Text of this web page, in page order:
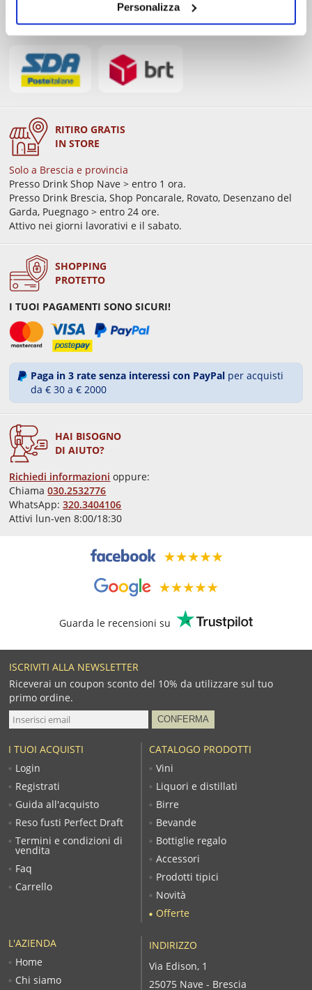
Personalizza
Spedizioni in 24/48/72 h (giorni lavorativi)
RITIRO GRATIS
IN STORE
Solo a Brescia e provincia
Presso Drink Shop Nave > entro 1 ora.
Presso Drink Brescia, Shop Poncarale, Rovato, Desenzano del
Garda, Puegnago > entro 24 ore.
Attivo nei giorni lavorativi e il sabato.
SHOPPING
PROTETTO
I TUOI PAGAMENTI SONO SICURI!
Paga in 3 rate senza interessi con PayPal per acquisti
da € 30 a € 2000
HAI BISOGNO
DI AIUTO?
Richiedi informazioni oppure:
Chiama030.2532776
WhatsApp:320.3404106
Attivi lun-ven 8:00/18:30
Guarda le recensioni su
ISCRIVITI ALLA NEWSLETTER
Riceverai un coupon sconto del 10% da utilizzare sul tuo
primo ordine.
L'AZIENDA
Home
Chi siamo
CATALOGO PRODOTTI
Vini
Liquori e distillati
Birre
Bevande
Bottiglie regalo
Accessori
Prodotti tipici
Novità
Offerte
I TUOI ACQUISTI
Login
Registrati
Guida all'acquisto
Reso fusti Perfect Draft
Termini e condizioni di
vendita
Faq
Carrello
INDIRIZZO
Via Edison, 1
25075 Nave - Brescia